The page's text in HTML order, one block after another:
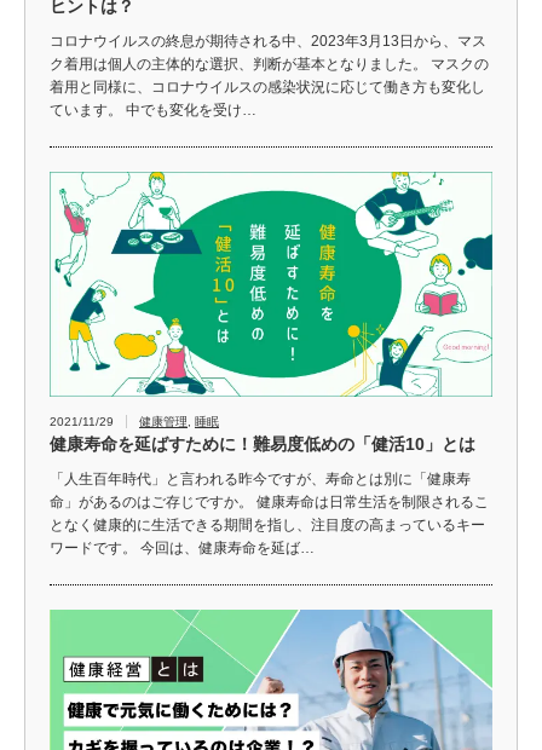
ヒントは？
コロナウイルスの終息が期待される中、2023年3月13日から、マス
ク着用は個人の主体的な選択、判断が基本となりました。 マスクの
着用と同様に、コロナウイルスの感染状況に応じて働き方も変化し
ています。 中でも変化を受け…
2021/11/29 健康管理 睡眠
健康寿命を延ばすために！難易度低めの「健活10」とは
「人生百年時代」と言われる昨今ですが、寿命とは別に「健康寿
命」があるのはご存じですか。 健康寿命は日常生活を制限されるこ
となく健康的に生活できる期間を指し、注目度の高まっているキー
ワードです。 今回は、健康寿命を延ば…